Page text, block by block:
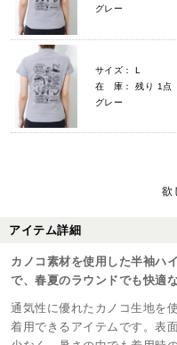
グレー
サイズ： L
在 庫： 残り 1点
グレー
欲
アイテム詳細
カノコ素材を使用した半袖ハ
で、春夏のラウンドでも快適
通気性に優れたカノコ生地を
着用できるアイテムです。表